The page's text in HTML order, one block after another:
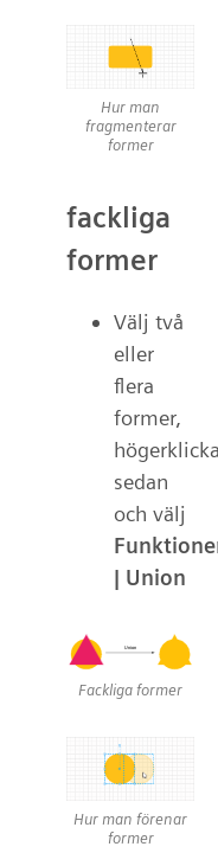
Hur man
fragmenterar
former
fackliga
former
Välj två
eller
flera
former,
sedan
och välj
| Union
Fackliga former
Hur man förenar
former